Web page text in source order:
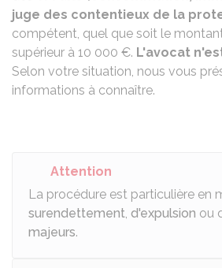
juge des contentieux de la
compétent, quel que soit le
supérieur à 10 000 €. L'avocat
Selon votre situation, nous vous
informations à connaître.
Attention
La procédure est particulière en
surendettement, d'expulsion ou
majeurs.